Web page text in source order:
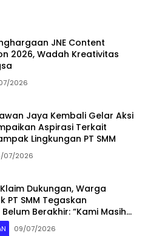
JNE Content
2026, Wadah Kreativitas
2026
Jaya Kembali Gelar Aksi
Aspirasi Terkait
Lingkungan PT SMM
07/2026
Dukungan, Warga
PT SMM Tegaskan
Berakhir: “Kami Masih
09/07/2026